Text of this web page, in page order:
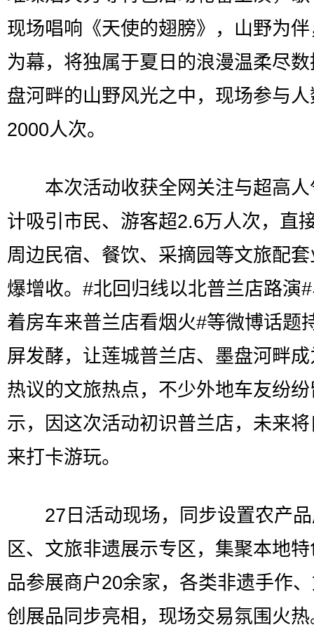
现场唱响《天使的翅膀》，山野为
为幕，将独属于夏日的浪漫温柔尽
盘河畔的山野风光之中，现场参与
2000人次。
本次活动收获全网关注与超高人
计吸引市民、游客超2.6万人次，直
周边民宿、餐饮、采摘园等文旅配
爆增收。#北回归线以北普兰店路演
着房车来普兰店看烟火#等微博话题
屏发酵，让莲城普兰店、墨盘河畔
热议的文旅热点，不少外地车友纷
示，因这次活动初识普兰店，未来
来打卡游玩。
27日活动现场，同步设置农产品
区、文旅非遗展示专区，集聚本地
品参展商户20余家，各类非遗手作
创展品同步亮相，现场交易氛围火